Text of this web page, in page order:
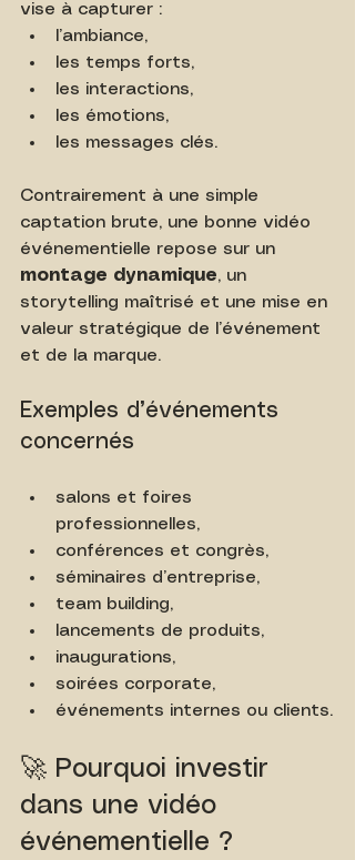
vise à capturer :
l’ambiance,
les temps forts,
les interactions,
les émotions,
les messages clés.
Contrairement à une simple
captation brute, une bonne vidéo
événementielle repose sur un
montage dynamique, un
storytelling maîtrisé et une mise en
valeur stratégique de l’événement
et de la marque.
Exemples d’événements
concernés
salons et foires
professionnelles,
conférences et congrès,
séminaires d’entreprise,
team building,
lancements de produits,
inaugurations,
soirées corporate,
événements internes ou clients.
🚀 Pourquoi investir
dans une vidéo
événementielle ?